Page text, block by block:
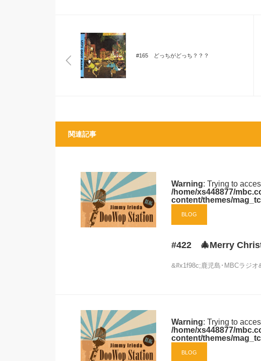
#165 どっちがどっち？？？
関連記事
Warning: Trying to
/home/xs448877/
content/themes/
BLOG
#422 🎄Merry
&#x1f98c;鹿児島･MBCラジ
Warning: Trying to
/home/xs448877/
content/themes/
BLOG